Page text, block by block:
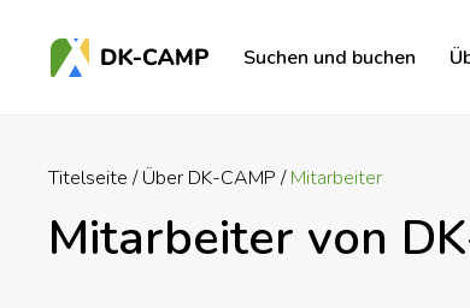
Suchen und buchen
Titelseite Über DK-CAMP Mitarbeiter
Mitarbeiter von